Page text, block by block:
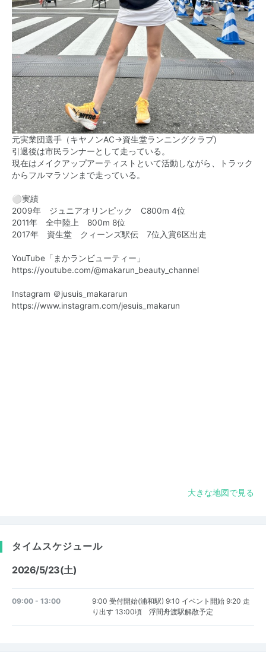
元実業団選手（キヤノンAC→資生堂ランニングクラブ)
引退後は市民ランナーとして走っている。
現在はメイクアップアーティストといて活動しながら、トラック
からフルマラソンまで走っている。
⚪︎実績
2009年 ジュニアオリンピック C800m 4位
2011年 全中陸上 800m 8位
2017年 資生堂 クィーンズ駅伝 7位入賞6区出走
YouTube「まかランビューティー」
https://youtube.com/@makarun_beauty_channel
Instagram ＠jusuis_makararun
https://www.instagram.com/jesuis_makarun
大きな地図で見る
タイムスケジュール
2026/5/23(土)
09:00 - 13:00
9:00 受付開始(浦和駅) 9:10 イベント開始 9:20 走
り出す 13:00頃 浮間舟渡駅解散予定